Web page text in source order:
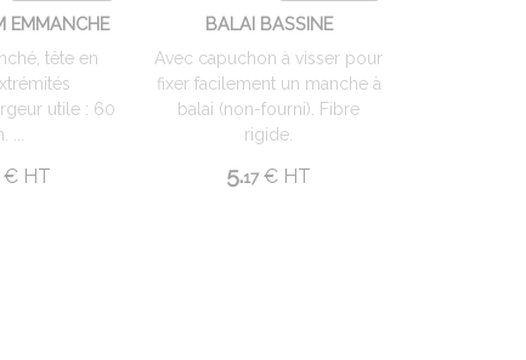
EMMANCHE
tête en
utile : 60
...
€HT
BALAI BASSINE
Avec capuchon à visser pour
fixer facilement un manche à
balai (non-fourni). Fibre
rigide.
5.17 € HT